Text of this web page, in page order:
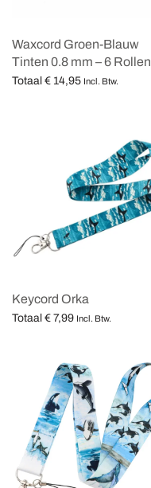
Waxcord Groen-Blauw
Tinten 0.8 mm – 6 Rollen
Totaal € 14,95 Incl. Btw.
Keycord Orka
Totaal € 7,99 Incl. Btw.